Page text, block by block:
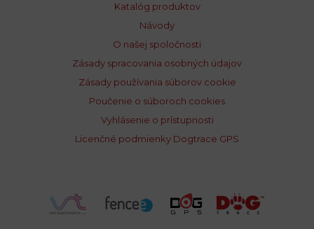
Katalóg produktov
Návody
O našej spoločnosti
Zásady spracovania osobných údajov
Zásady používania súborov cookie
Poučenie o súboroch cookies
Vyhlásenie o prístupnosti
Licenčné podmienky Dogtrace GPS